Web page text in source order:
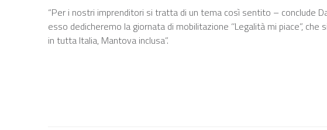
“Per i nostri imprenditori si tratta di un tema così sentito – conclude
esso dedicheremo la giornata di mobilitazione ‘’Legalità mi piace”,
in tutta Italia, Mantova inclusa”.